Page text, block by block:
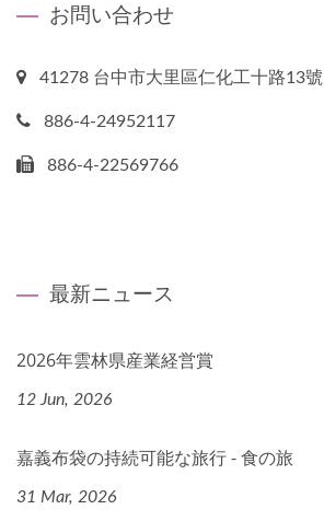
お問い合わせ
41278 台中市大里區仁化工十路13號
886-4-24952117
886-4-22569766
最新ニュース
2026年雲林県産業経営賞
12 Jun, 2026
嘉義布袋の持続可能な旅行 - 食の旅
31 Mar, 2026